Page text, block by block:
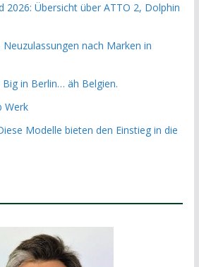
2026: Übersicht über ATTO 2, Dolphin
nach Marken in
in Berlin… äh Belgien.
Werk
Modelle bieten den Einstieg in die